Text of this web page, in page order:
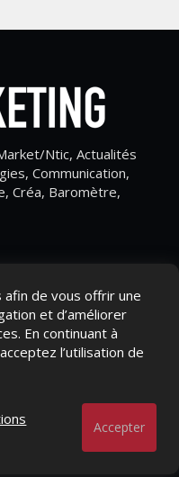
afin de vous offrir une
et d’améliorer
En continuant à
l’utilisation de
Accepter
Ntic, Actualités
Communication,
Créa, Baromètre,